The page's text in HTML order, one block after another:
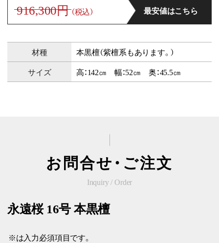
916,300円（税込） 最安値はこちら
材種
本黒檀（紫檀系もあります。）
サイズ
高：142㎝ 幅：52㎝ 奥：45.5㎝
お問合せ・ご注文
Inquiry / Order
永遠桜 16号 本黒檀
※は入力必須項目です。